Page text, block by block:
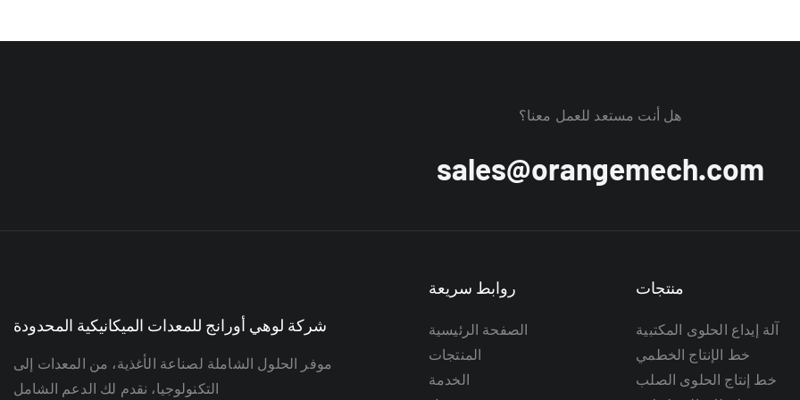
هل أنت مستعد للعمل معنا؟
sales@orangemech.com
شركة لوهي أورانج للمعدات الميكانيكية المحدودة
موفر الحلول الشاملة لصناعة الأغذية، من المعدات إلى
التكنولوجيا، نقدم لك الدعم الشامل
روابط سريعة
الصفحة الرئيسية
المنتجات
الخدمة
منتجات
آلة إيداع الحلوى المكتبية
خط الإنتاج الخطمي
خط إنتاج الحلوى الصلب